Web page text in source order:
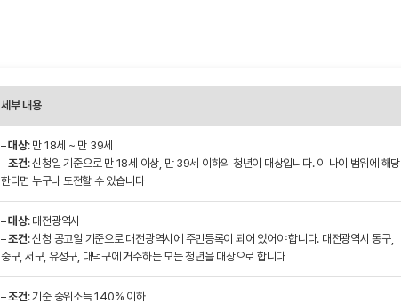
세부 내용
–대상: 만 18세 ~ 만 39세
– 조건: 신청일 기준으로 만 18세 이상, 만 39세 이하의 청년이 대상입니다. 이 나이 범위에 해당
한다면 누구나 도전할 수 있습니다
–대상: 대전광역시
– 조건: 신청 공고일 기준으로 대전광역시에 주민등록이 되어 있어야 합니다. 대전광역시 동구,
중구, 서구, 유성구, 대덕구에 거주하는 모든 청년을 대상으로 합니다
– 조건: 기준 중위소득 140% 이하